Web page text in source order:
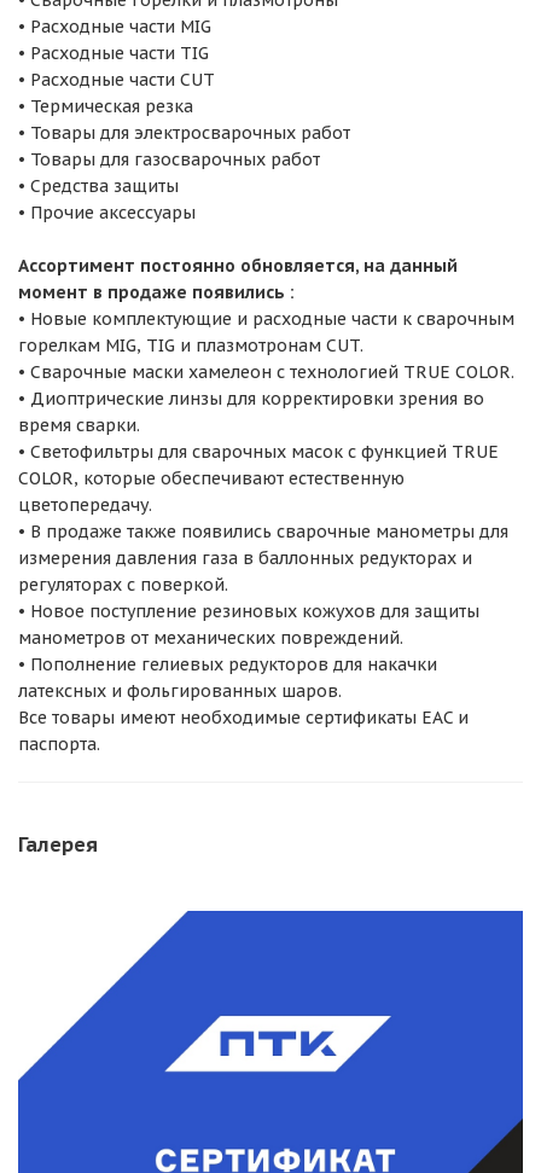
• Расходные части MIG
• Расходные части ТIG
• Расходные части CUT
• Термическая резка
• Товары для электросварочных работ
• Товары для газосварочных работ
• Средства защиты
• Прочие аксессуары
Ассортимент постоянно обновляется, на данный
момент в продаже появились :
• Новые комплектующие и расходные части к сварочным
горелкам MIG, TIG и плазмотронам CUT.
• Сварочные маски хамелеон с технологией TRUE COLOR.
• Диоптрические линзы для корректировки зрения во
время сварки.
• Светофильтры для сварочных масок с функцией TRUE
COLOR, которые обеспечивают естественную
цветопередачу.
• В продаже также появились сварочные манометры для
измерения давления газа в баллонных редукторах и
регуляторах с поверкой.
• Новое поступление резиновых кожухов для защиты
манометров от механических повреждений.
• Пополнение гелиевых редукторов для накачки
латексных и фольгированных шаров.
Все товары имеют необходимые сертификаты EAC и
паспорта.
Галерея